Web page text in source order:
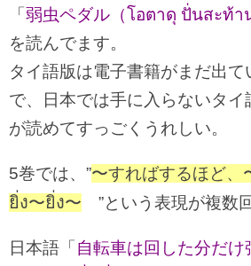
「 弱虫ペダル（โอตาดุ ปั่นสะท้า
を読んでます。
タイ語版は電子書籍がまだ出て
で、日本では手に入らないタイ
が読めてすっごくうれしい。
5巻では、”〜すればするほど、
ยิ่ง〜ยิ่ง〜 ”という表現が複数
日本語「 自転車は回した分だけ